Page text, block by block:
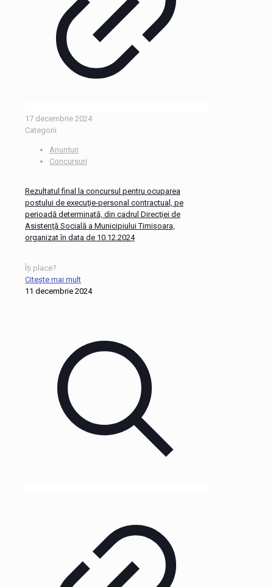
17 decembrie 2024
Categorii
Anunțuri
Concursuri
Rezultatul final la concursul pentru ocuparea
postului de execuţie-personal contractual, pe
perioadă determinată, din cadrul Direcţiei de
Asistenţă Socială a Municipiului Timişoara,
organizat în data de 10.12.2024
Îți place?
Citește mai mult
11 decembrie 2024